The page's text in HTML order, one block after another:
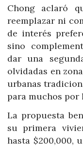
Chong aclaró
reemplazar ni
de interés
sino
dar una
olvidadas en
urbanas
para muchos por
La propuesta
su primera
hasta $200,000,